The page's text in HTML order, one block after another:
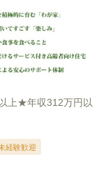
上★年収312万円以
経験歓迎